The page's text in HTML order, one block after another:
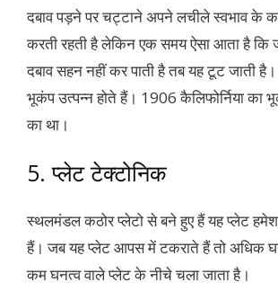
दबाव पड़ने पर चट्टाने अपने लचीले स्वभाव के
करती रहती है लेकिन एक समय ऐसा आता है कि
दबाव सहन नहीं कर पाती है तब यह टूट जाती
भूकंप उत्पन्न होते हैं। 1906 कैलिफोर्निया का
का था।
5. प्लेट टेक्टोनिक
स्थलमंडल कठोर प्लेटो से बने हुए हैं यह प्लेट
हैं। जब यह प्लेट आपस में टकराते हैं तो अधिक
कम घनत्व वाले प्लेट के नीचे चला जाता है।